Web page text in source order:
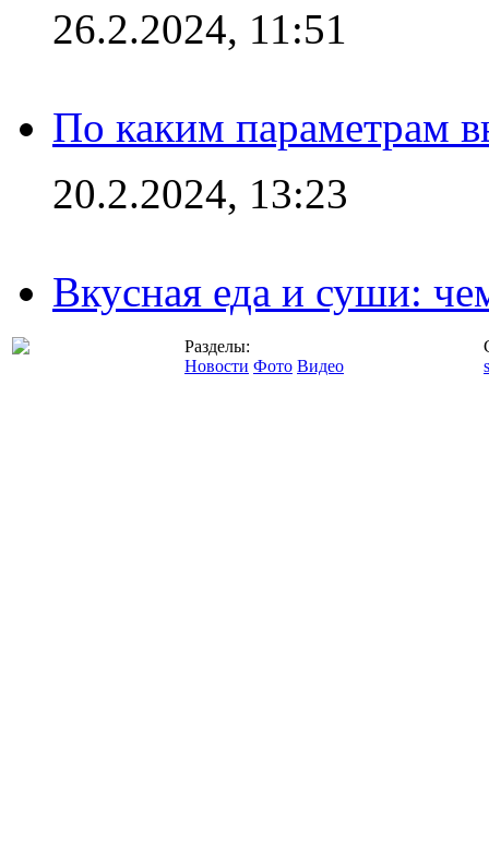
26.2.2024, 11:51
По каким параметрам
20.2.2024, 13:23
Вкусная еда и суши:
Разделы:
Новости Фото Видео